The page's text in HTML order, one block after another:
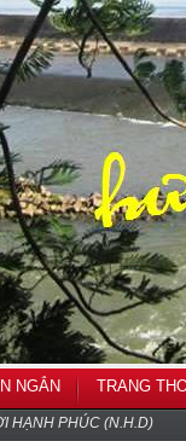
NGẮN TRANG
HẠNH PHÚC (N.H.D)